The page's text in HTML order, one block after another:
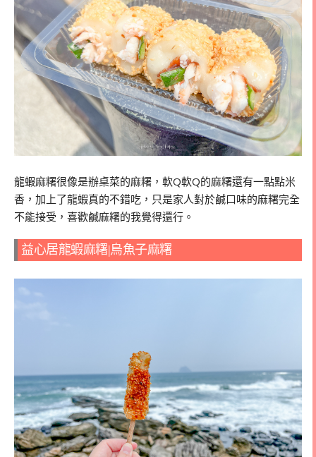
龍蝦麻糬很像是辦桌菜的麻糬，軟Q軟Q的麻糬還有一點點米
香，加上了龍蝦真的不錯吃，只是家人對於鹹口味的麻糬完全
不能接受，喜歡鹹麻糬的我覺得還行。
益心居龍蝦麻糬|烏魚子麻糬